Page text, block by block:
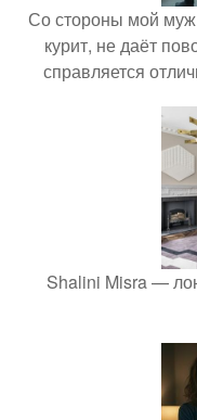
Со стороны мой муж
курит, не даёт
справляется
Shalini Misra —